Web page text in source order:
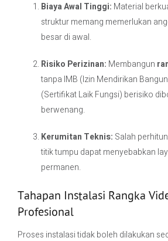
Biaya Awal Tinggi: Material
struktur memang memerlukan
besar di awal.
Risiko Perizinan: Membangun
tanpa IMB (Izin Mendirikan
(Sertifikat Laik Fungsi) berisiko
berwenang.
Kerumitan Teknis: Salah
titik tumpu dapat menyebabkan
permanen.
Tahapan Instalasi Rangka
Profesional
Proses instalasi tidak boleh dilakukan